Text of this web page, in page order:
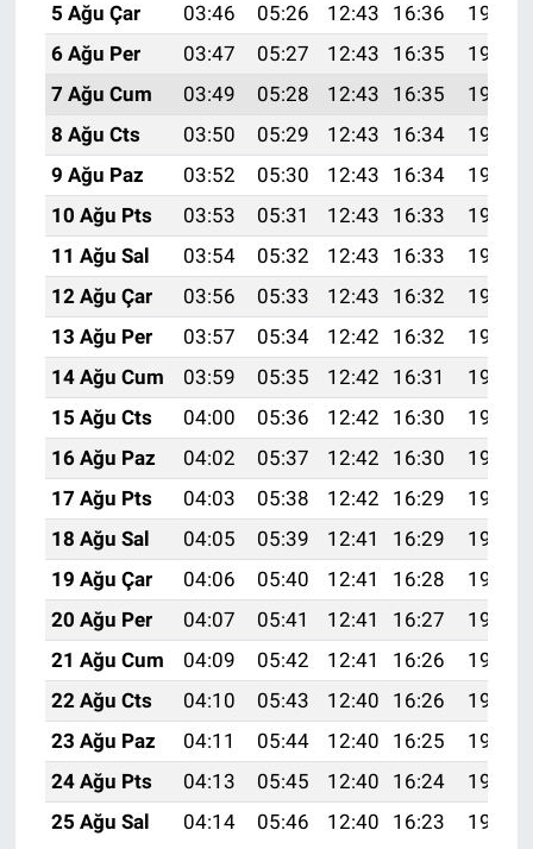
5 Ağu Çar
03:46 05:26 12:43 16:36
19:51
6 Ağu Per
03:47 05:27 12:43 16:35
19:49
7 Ağu Cum
03:49 05:28 12:43 16:35
19:48
8 Ağu Cts
03:50 05:29 12:43 16:34
19:47
9 Ağu Paz
03:52 05:30 12:43 16:34
19:46
10 Ağu Pts
03:53 05:31 12:43 16:33
19:45
11 Ağu Sal
03:54 05:32 12:43 16:33
19:43
12 Ağu Çar
03:56 05:33 12:43 16:32
19:42
13 Ağu Per
03:57 05:34 12:42 16:32
19:41
14 Ağu Cum
03:59 05:35 12:42 16:31
19:39
15 Ağu Cts
04:00 05:36 12:42 16:30
19:38
16 Ağu Paz
04:02 05:37 12:42 16:30
19:37
17 Ağu Pts
04:03 05:38 12:42 16:29
19:35
18 Ağu Sal
04:05 05:39 12:41 16:29
19:34
19 Ağu Çar
04:06 05:40 12:41 16:28
19:32
20 Ağu Per
04:07 05:41 12:41 16:27
19:31
21 Ağu Cum
04:09 05:42 12:41 16:26
19:30
22 Ağu Cts
04:10 05:43 12:40 16:26
19:28
23 Ağu Paz
04:11 05:44 12:40 16:25
19:27
24 Ağu Pts
04:13 05:45 12:40 16:24
19:25
25 Ağu Sal
04:14 05:46 12:40 16:23 19:24